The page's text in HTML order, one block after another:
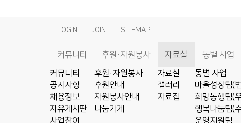
LOGIN JOIN SITEMAP
커뮤니티
커뮤니티
공지사항
채용정보
자유게시판
사업참여
후원·자원봉사
후원·자원봉사
후원안내
자원봉사안내
나눔가게
자료실
자료실
갤러리
자료집
동별 사업
동별 사업
마을성장팀(
희망동행팀(
행복나눔팀(
운영지원팀